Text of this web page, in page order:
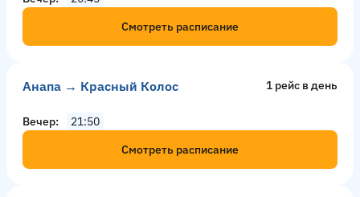
Смотреть расписание
Анапа → Красный Колос 1 рейс в день
Вечер
21:50
Смотреть расписание